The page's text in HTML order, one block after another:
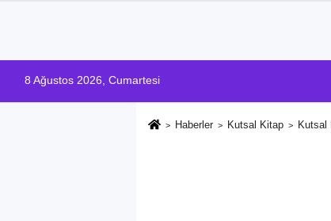
8 Ağustos 2026, Cumartesi
Haberler Kutsal Kitap Kutsal